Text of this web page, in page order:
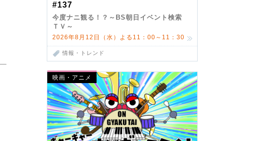
#137
今度ナニ観る！？～BS朝日イベント検索
ＴＶ～
2026年8月12日（水）よる11：00～11：30
情報・トレンド
映画・アニメ